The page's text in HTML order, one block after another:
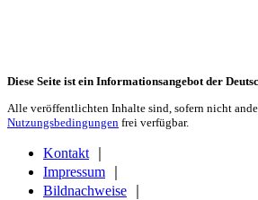
Diese Seite ist ein Informationsangebot der
Alle veröffentlichten Inhalte sind, sofern nicht
Nutzungsbedingungen frei verfügbar.
Kontakt
Impressum
Bildnachweise